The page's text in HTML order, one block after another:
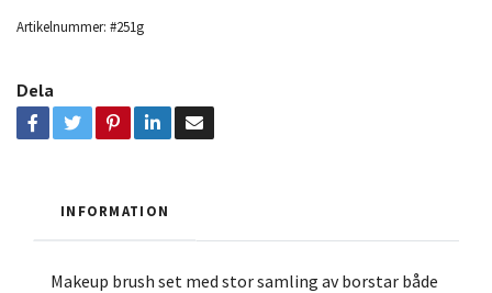
Artikelnummer: #251g
Dela
INFORMATION
Makeup brush set med stor samling av borstar både